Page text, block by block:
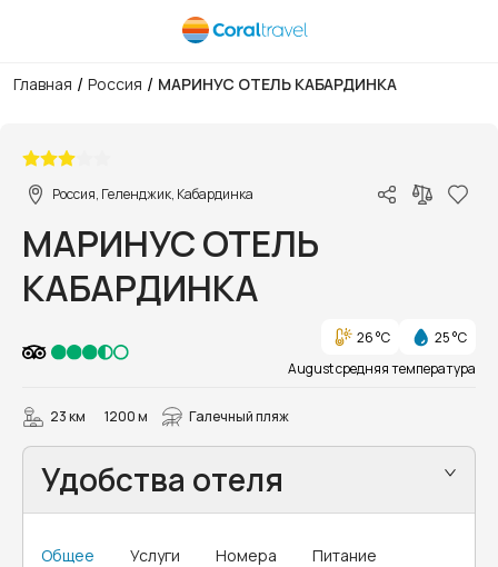
Главная / Россия / МАРИНУС ОТЕЛЬ КАБАРДИНКА
Россия, Геленджик, Кабардинка
МАРИНУС ОТЕЛЬ
КАБАРДИНКА
26 °C
25 °C
August средняя температура
23 км 1200 м Галечный пляж
Удобства отеля
Общее Услуги Номера Питание